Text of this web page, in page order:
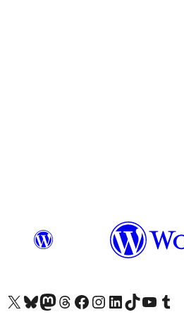
ຢ້ຽມຊົມບັນຊີ X (ຊື່ເກົ່າ Twitter) ຂອງພວກເຮົາຢ້ຽມຊົມບັນຊີ Bluesky ຂອງພວກເຮົາຢ້ຽມຊົມບັນຊີ Mastodon ຂອງພວກເຮົາຢ້ຽມຊົມບັນຊີ Threads ຂອງພວກເຮົາຢ້ຽມຊົມໜ້າ Facebook ຂອງພວກເຮົາຢ້ຽມຊົມບັນຊີ Instagram ຂອງພວກເຮົາຢ້ຽມຊົມບັນຊີ LinkedIn ຂອງພວກເຮົາຢ້ຽມຊົມບັນຊີ TikTok ຂອງພວກເຮົາຢ້ຽມຊົມຊ່ອງ YouTube ຂອງພວກເຮົາຢ້ຽມຊົມບັນຊີ Tumblr ຂອງພວກເຮົາ